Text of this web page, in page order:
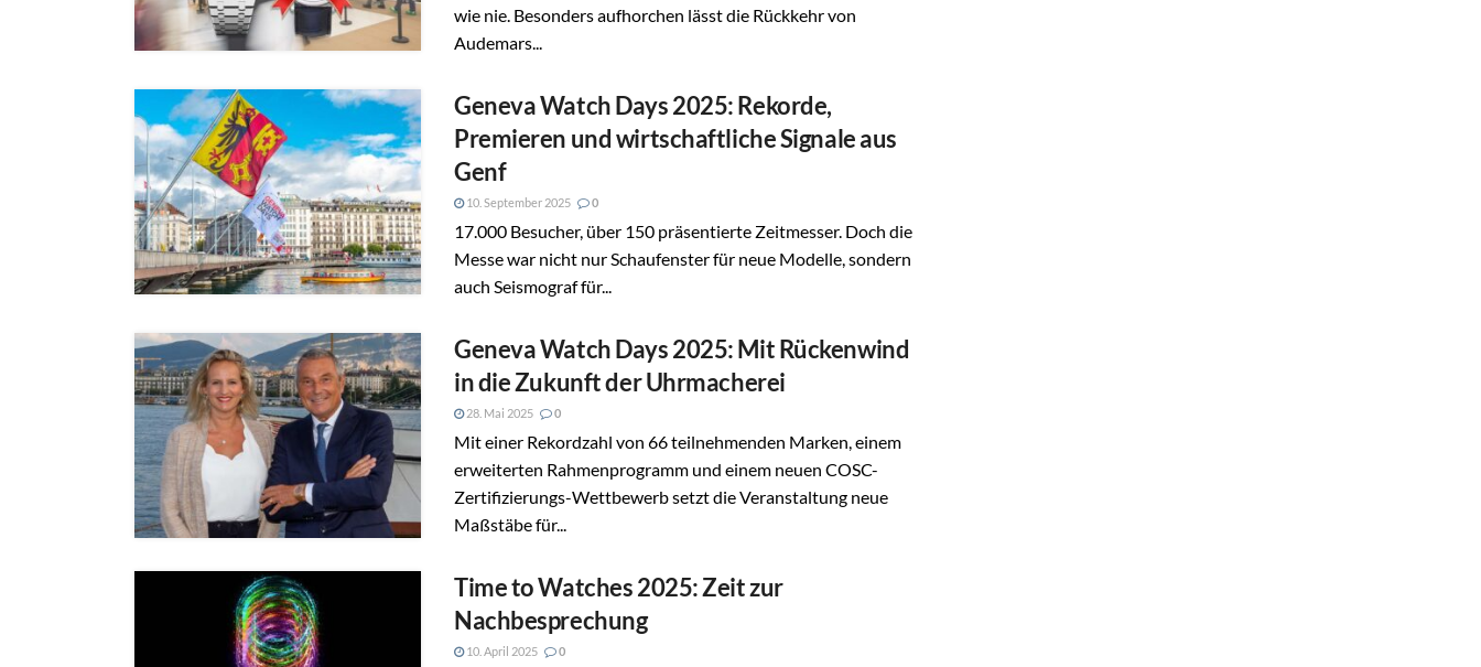
wie nie. Besonders aufhorchen lässt die Rückkehr von
Audemars...
Geneva Watch Days 2025: Rekorde,
Premieren und wirtschaftliche Signale aus
Genf
10. September 2025 0
17.000 Besucher, über 150 präsentierte Zeitmesser. Doch die
Messe war nicht nur Schaufenster für neue Modelle, sondern
auch Seismograf für...
Geneva Watch Days 2025: Mit Rückenwind
in die Zukunft der Uhrmacherei
28. Mai 2025 0
Mit einer Rekordzahl von 66 teilnehmenden Marken, einem
erweiterten Rahmenprogramm und einem neuen COSC-
Zertifizierungs-Wettbewerb setzt die Veranstaltung neue
Maßstäbe für...
Time to Watches 2025: Zeit zur
Nachbesprechung
10. April 2025 0